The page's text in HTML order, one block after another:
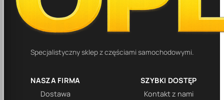
Specjalistyczny sklep z częściami samochodowymi.
NASZA FIRMA
Dostawa
SZYBKI DOSTĘP
Kontakt z nami